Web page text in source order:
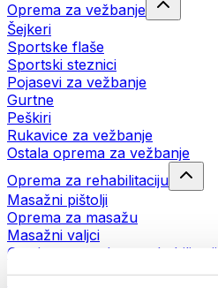
Oprema za vežbanje
Šejkeri
Sportske flaše
Sportski steznici
Pojasevi za vežbanje
Gurtne
Peškiri
Rukavice za vežbanje
Ostala oprema za vežbanje
Oprema za rehabilitaciju
Masažni pištolji
Oprema za masažu
Masažni valjci
Ostala pomagala za rehabilitaciju
Torbe i rančevi